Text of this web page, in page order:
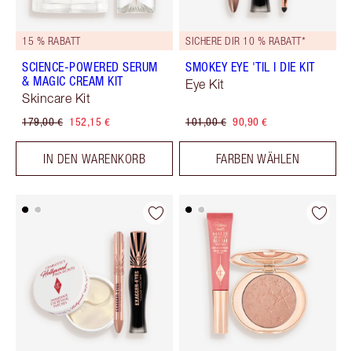
15 % RABATT
SCIENCE-POWERED SERUM
& MAGIC CREAM KIT
Skincare Kit
179,00 € 152,15 €
IN DEN WARENKORB
SICHERE DIR 10 % RABATT*
SMOKEY EYE 'TIL I DIE KIT
Eye Kit
101,00 € 90,90 €
FARBEN WÄHLEN